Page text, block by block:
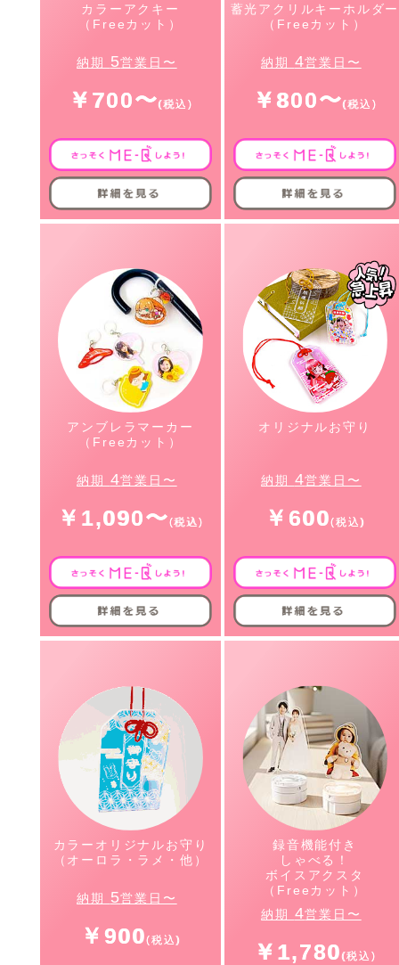
カラーアクキー
（Freeカット）
納期 5営業日〜
￥700〜
蓄光アクリルキーホルダー
（Freeカット）
納期 4営業日〜
￥800〜
アンブレラマーカー
（Freeカット）
納期 4営業日〜
￥1,090〜
オリジナルお守り
納期 4営業日〜
￥600
カラーオリジナルお守り
（オーロラ・ラメ・他）
納期 5営業日〜
￥900
録音機能付き
しゃべる！
ボイスアクスタ
（Freeカット）
納期 4営業日〜
￥1,780